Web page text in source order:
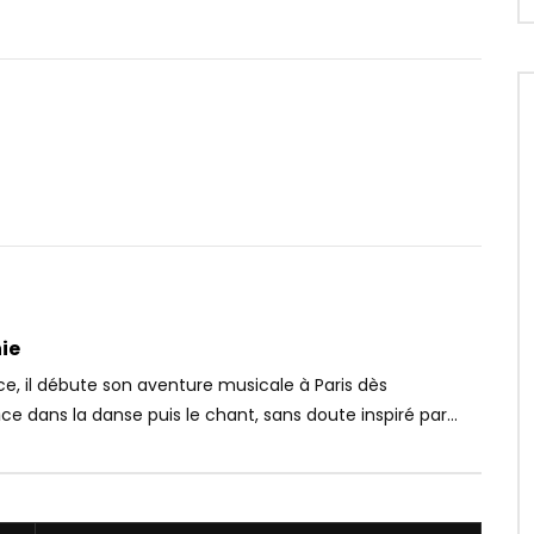
il débute son aventure musicale à Paris dès
dans la danse puis le chant, sans doute inspiré par...